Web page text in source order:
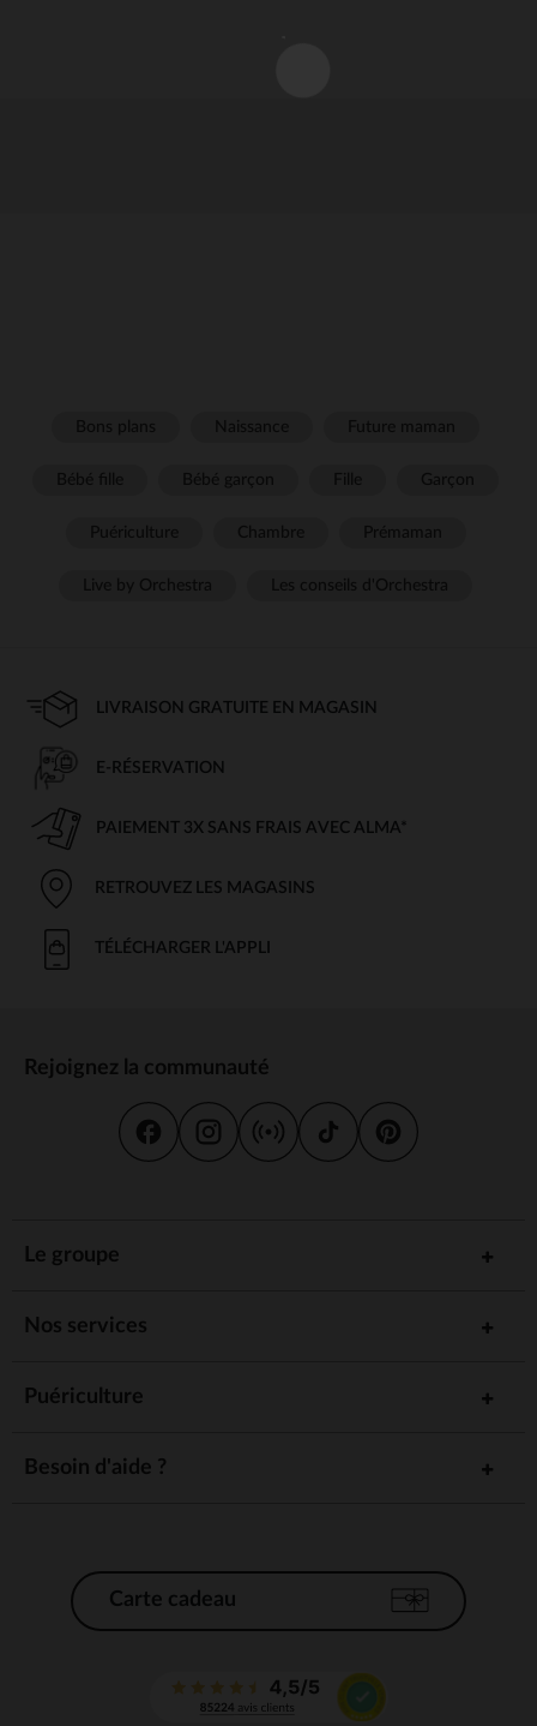
LIVRAISON GRATUITE EN MAGASIN
E-RÉSERVATION
PAIEMENT 3X SANS FRAIS AVEC ALMA*
RETROUVEZ LES MAGASINS
TÉLÉCHARGER L'APPLI
Rejoignez la communauté
Le groupe
Nos services
Puériculture
Besoin d'aide ?
Carte cadeau